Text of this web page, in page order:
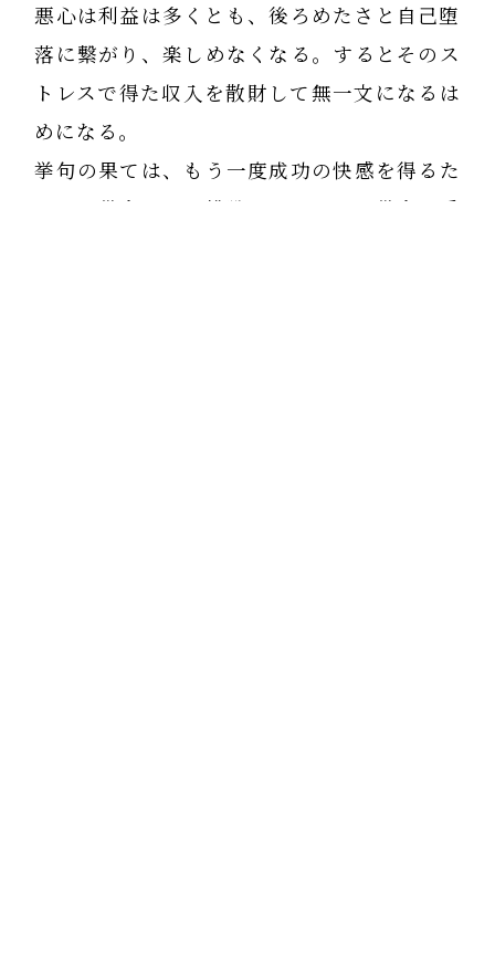
悪心は利益は多くとも、後ろめたさと自己堕
落に繋がり、楽しめなくなる。するとそのス
トレスで得た収入を散財して無一文になるは
めになる。
挙句の果ては、もう一度成功の快感を得るた
めに、借金をして挑戦して、さらに借金を重